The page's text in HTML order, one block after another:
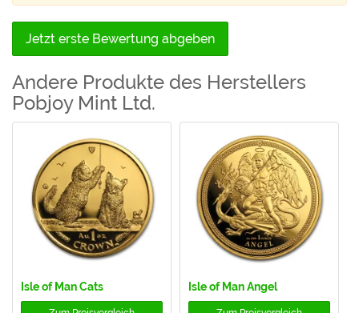
Jetzt erste Bewertung abgeben
Andere Produkte des Herstellers
Pobjoy Mint Ltd.
Isle of Man Cats Isle of Man Angel